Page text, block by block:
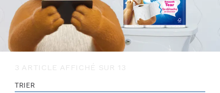
PAPIER HYGIÉNIQUE
3 ARTICLE AFFICHÉ SUR 13
TRIER